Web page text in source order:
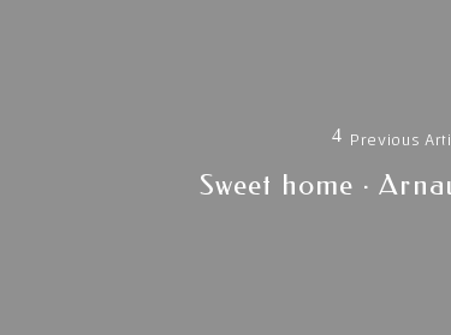
Previous
Sweet home ·